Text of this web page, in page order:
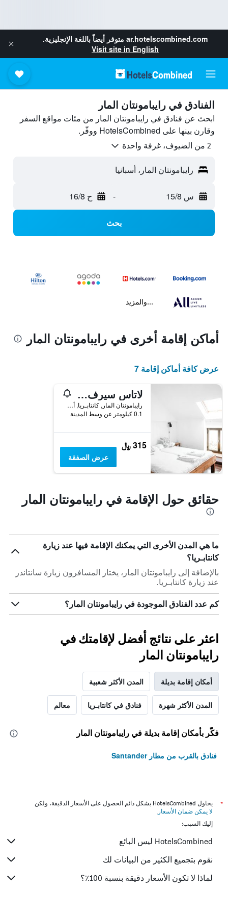
ar.hotelscombined.com متوفر أيضاً باللغة الإنجليزية.
Visit site in English
الفنادق في رايبامونتان المار
ابحث عن فنادق في رايبامونتان المار من مئات مواقع السفر
وقارن بينها على HotelsCombined ووفّر.
2 من الضيوف، غرفة واحدة
رايبامونتان المار، أسبانيا
س 15/8 - ح 16/8
بحث
...والمزيد
أماكن إقامة أخرى في رايبامونتان المار
عرض كافة أماكن إقامة 7
لاتاس سيرف لودج
رايبامونتان المار, كانتابـريا, أسبانيا
0.1 كيلومتر عن وسط المدينة
315 ﷼
عرض الصفقة
حقائق حول الإقامة في رايبامونتان المار
ما هي المدن الأخرى التي يمكنك الإقامة فيها عند زيارة
كانتابـريا؟
بالإضافة إلى رايبامونتان المار، يختار المسافرون زيارة سانتاندر
عند زيارة كانتابـريا.
كم عدد الفنادق الموجودة في رايبامونتان المار؟
اعثر على نتائج أفضل لإقامتك في
رايبامونتان المار
أمكان إقامة بديلة المدن الأكثر شعبية
المدن الأكثر شهرة فنادق في كانتابـريا معالم
فكّر بأمكان إقامة بديلة في رايبامونتان المار
فنادق بالقرب من مطار Santander
*
يحاول HotelsCombined بشكل دائم الحصول على الأسعار الدقيقة، ولكن
لا يمكن ضمان الأسعار .
إليك السبب:
HotelsCombined ليس البائع
نقوم بتجميع الكثير من البيانات لك
لماذا لا تكون الأسعار دقيقة بنسبة 100٪؟